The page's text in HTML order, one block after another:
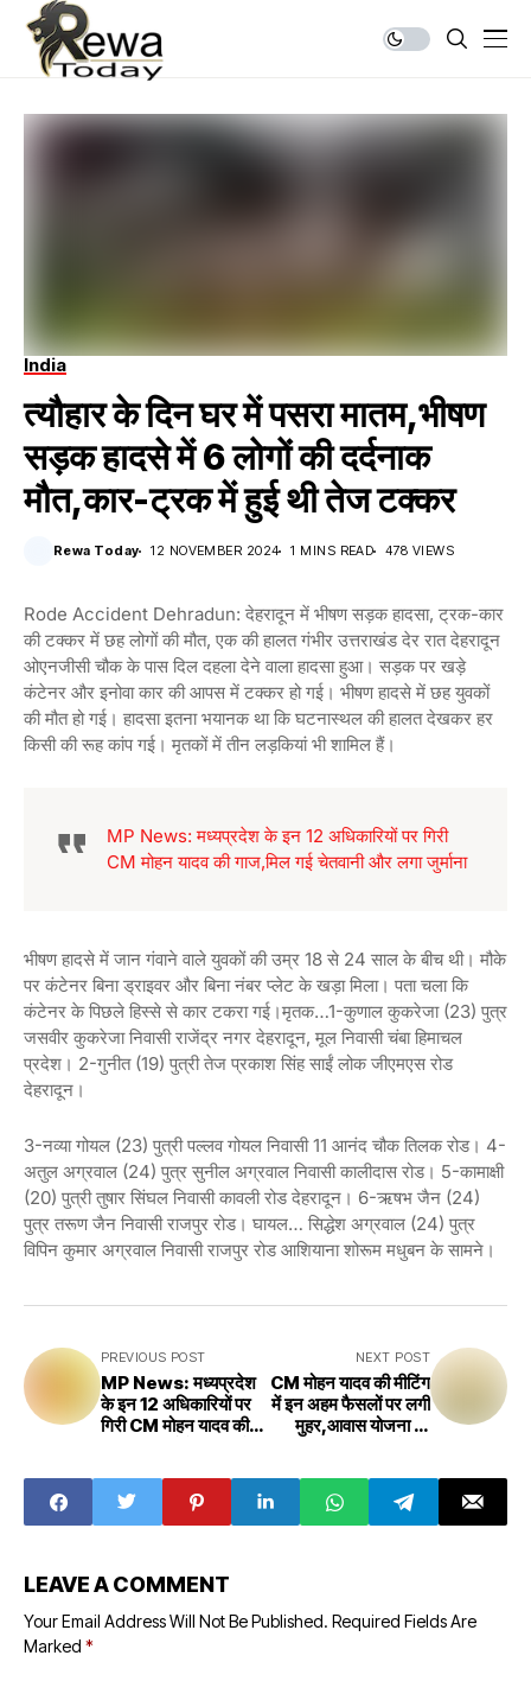
India
त्यौहार के दिन घर में पसरा मातम,भीषण
सड़क हादसे में 6 लोगों की दर्दनाक
मौत,कार-ट्रक में हुई थी तेज टक्कर
Rewa Today 12 NOVEMBER 2024 1 MINS READ 478 VIEWS
Rode Accident Dehradun: देहरादून में भीषण सड़क हादसा, ट्रक-कार
की टक्कर में छह लोगों की मौत, एक की हालत गंभीर उत्तराखंड देर रात देहरादून
ओएनजीसी चौक के पास दिल दहला देने वाला हादसा हुआ। सड़क पर खड़े
कंटेनर और इनोवा कार की आपस में टक्कर हो गई। भीषण हादसे में छह युवकों
की मौत हो गई। हादसा इतना भयानक था कि घटनास्थल की हालत देखकर हर
किसी की रूह कांप गई। मृतकों में तीन लड़कियां भी शामिल हैं।
MP News: मध्यप्रदेश के इन 12 अधिकारियों पर गिरी
CM मोहन यादव की गाज,मिल गई चेतवानी और लगा जुर्माना
भीषण हादसे में जान गंवाने वाले युवकों की उम्र 18 से 24 साल के बीच थी। मौके
पर कंटेनर बिना ड्राइवर और बिना नंबर प्लेट के खड़ा मिला। पता चला कि
कंटेनर के पिछले हिस्से से कार टकरा गई।मृतक…1-कुणाल कुकरेजा (23) पुत्र
जसवीर कुकरेजा निवासी राजेंद्र नगर देहरादून, मूल निवासी चंबा हिमाचल
प्रदेश। 2-गुनीत (19) पुत्री तेज प्रकाश सिंह साईं लोक जीएमएस रोड
देहरादून।
3-नव्या गोयल (23) पुत्री पल्लव गोयल निवासी 11 आनंद चौक तिलक रोड। 4-
अतुल अग्रवाल (24) पुत्र सुनील अग्रवाल निवासी कालीदास रोड। 5-कामाक्षी
(20) पुत्री तुषार सिंघल निवासी कावली रोड देहरादून। 6-ऋषभ जैन (24)
पुत्र तरूण जैन निवासी राजपुर रोड। घायल… सिद्धेश अग्रवाल (24) पुत्र
विपिन कुमार अग्रवाल निवासी राजपुर रोड आशियाना शोरूम मधुबन के सामने।
PREVIOUS POST
MP News: मध्यप्रदेश
के इन 12 अधिकारियों पर
गिरी CM मोहन यादव की
NEXT POST
CM मोहन यादव की मीटिंग
में इन अहम फैसलों पर लगी
मुहर,आवास योजना को
LEAVE A COMMENT
Your Email Address Will Not Be Published. Required Fields Are
Marked *